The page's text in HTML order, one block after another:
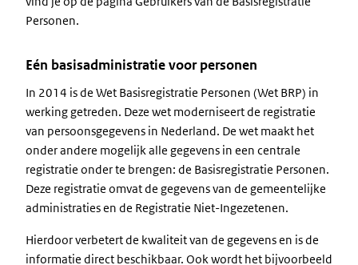
Personen.
Eén basisadministratie voor personen
In 2014 is de Wet Basisregistratie Personen (Wet BRP) in
werking getreden. Deze wet moderniseert de registratie
van persoonsgegevens in Nederland. De wet maakt het
onder andere mogelijk alle gegevens in een centrale
registratie onder te brengen: de Basisregistratie Personen.
Deze registratie omvat de gegevens van de gemeentelijke
administraties en de Registratie Niet-Ingezetenen.
Hierdoor verbetert de kwaliteit van de gegevens en is de
informatie direct beschikbaar. Ook wordt het bijvoorbeeld